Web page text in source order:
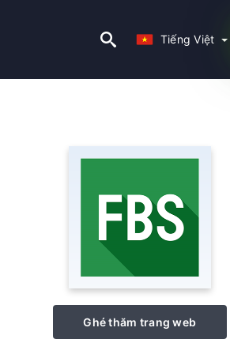
Tiếng Việt
Ghé thăm trang web